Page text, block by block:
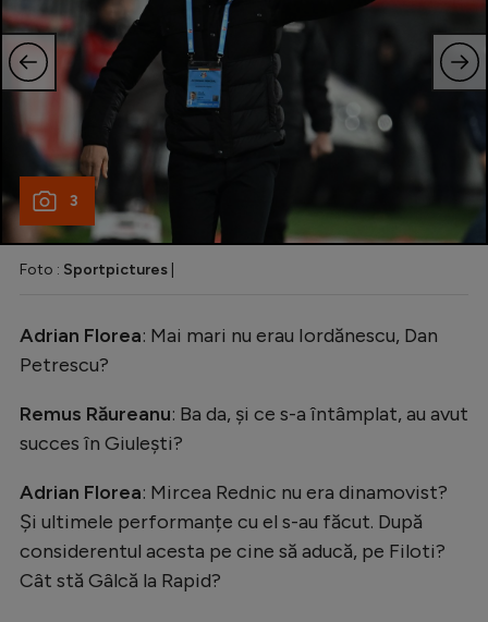
3
Foto : Sportpictures
Adrian Florea: Mai mari nu erau Iordănescu, Dan
Petrescu?
Remus Răureanu: Ba da, și ce s-a întâmplat, au avut
succes în Giulești?
Adrian Florea: Mircea Rednic nu era dinamovist?
Și ultimele performanțe cu el s-au făcut. După
considerentul acesta pe cine să aducă, pe Filoti?
Cât stă Gâlcă la Rapid?